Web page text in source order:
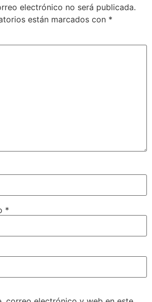
electrónico no será publicada.
están marcados con *
*